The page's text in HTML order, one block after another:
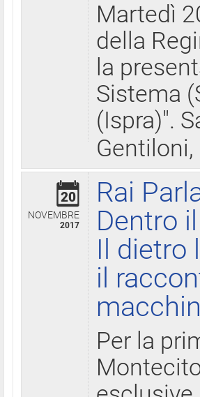
Martedì
della
la
Sistema
(Ispra)".
Gentiloni,
20
NOVEMBRE
2017
Rai
Dentro
Il dietro
il
Per la